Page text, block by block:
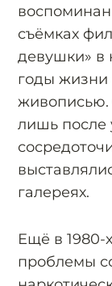
съёмках
девушки» в
годы жизни
живописью.
лишь после
галереях.
Ещё в 1980-
проблемы